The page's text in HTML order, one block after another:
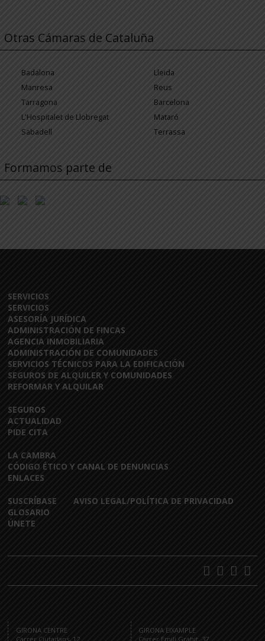
Otras Cámaras de Cataluña
Badalona
Lleida
Manresa
Reus
Tarragona
Barcelona
L'Hospitalet de Llobregat
Mataró
Sabadell
Terrassa
Formamos parte de
SERVICIOS
SERVICIOS
ASESORÍA JURÍDICA
ADMINISTRACIÓN DE FINCAS
AGENCIA INMOBILIARIA
ADMINISTRACIÓN DE COMUNIDADES
SERVICIOS TÉCNICOS PARA LA EDIFICACIÓN
SEGUROS DE ALQUILER Y COMUNIDADES
REFORMAR Y ALQUILAR
SEGUROS
ACTUALIDAD
PIDE CITA
LA CAMBRA
CÓDIGO ÉTICO Y CANAL DE DENUNCIAS
ENLACES
SUSCRÍBASE
GLOSARIO
ÚNETE
AVISO LEGAL/POLÍTICA DE PRIVACIDAD
GIRONA CENTRE
Carrer Ciutadans, 12
GIRONA EIXAMPLE
Carrer Emili Grahit, 37